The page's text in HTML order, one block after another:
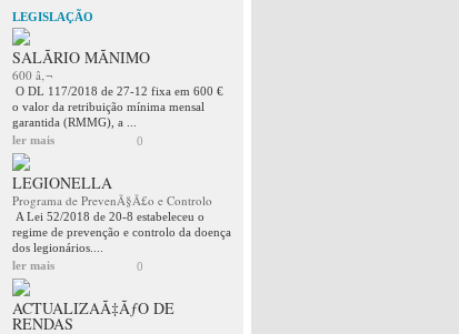
LEGISLAÇÃO
SALÃRIO MÃNIMO
600 â‚¬
O DL 117/2018 de 27-12 fixa em 600 €
o valor da retribuição mínima mensal
garantida (RMMG), a ...
ler mais
0
LEGIONELLA
Programa de PrevenÃ§Ã£o e Controlo
A Lei 52/2018 de 20-8 estabeleceu o
regime de prevenção e controlo da doença
dos legionários....
ler mais
0
ACTUALIZAÃ‡ÃƒO DE
RENDAS